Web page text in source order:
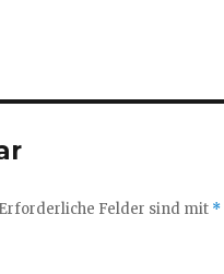
Erforderliche Felder sind mit *